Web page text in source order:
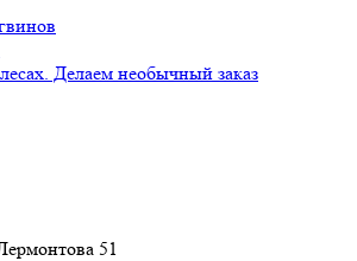
Делаем необычный заказ
51